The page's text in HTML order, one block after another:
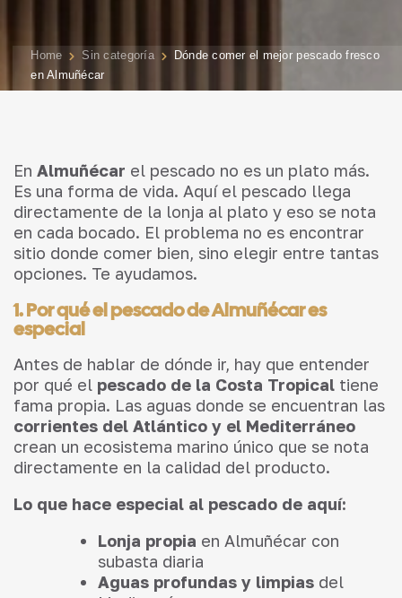
Home Sin categoría
Dónde comer el mejor pescado fresco
en Almuñécar
En Almuñécar el pescado no es un plato más.
Es una forma de vida. Aquí el pescado llega
directamente de la lonja al plato y eso se nota
en cada bocado. El problema no es encontrar
sitio donde comer bien, sino elegir entre tantas
opciones. Te ayudamos.
1. Por qué el pescado de Almuñécar es
especial
Antes de hablar de dónde ir, hay que entender
por qué el pescado de la Costa Tropical tiene
fama propia. Las aguas donde se encuentran las
corrientes del Atlántico y el Mediterráneo
crean un ecosistema marino único que se nota
directamente en la calidad del producto.
Lo que hace especial al pescado de aquí:
Lonja propia en Almuñécar con
subasta diaria
Aguas profundas y limpias del